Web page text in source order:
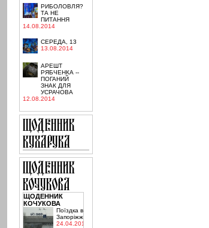
РИБОЛОВЛЯ?
ТА НЕ
ПИТАННЯ
14.08.2014
СЕРЕДА, 13
13.08.2014
АРЕШТ
РЯБЧЕНКА --
ПОГАНИЙ
ЗНАК ДЛЯ
УСРАЧОВА
12.08.2014
ЩОДЕННИК
КОЧУКОВА
Поїздка в
Запоріжжя
24.04.2015